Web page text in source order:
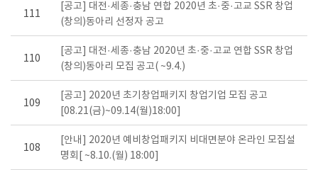
111
[공고] 대전·세종·충남 연합 2020년 초·중·고교 SSR 창업
(창의)동아리 선정자 공고
110
[공고] 대전·세종·충남 2020년 초·중·고교 연합 SSR 창업
(창의)동아리 모집 공고( ~9.4.)
109
[공고] 2020년 초기창업패키지 창업기업 모집 공고
[08.21(금)~09.14(월)18:00]
108
[안내] 2020년 예비창업패키지 비대면분야 온라인 모집설
명회[ ~8.10.(월) 18:00]